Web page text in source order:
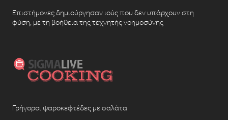
Επιστήμονες δημιούργησαν ιούς που δεν υπάρχουν στη
φύση, με τη βοήθεια της τεχνητής νοημοσύνης
Γρήγοροι ψαροκεφτέδες με σαλάτα